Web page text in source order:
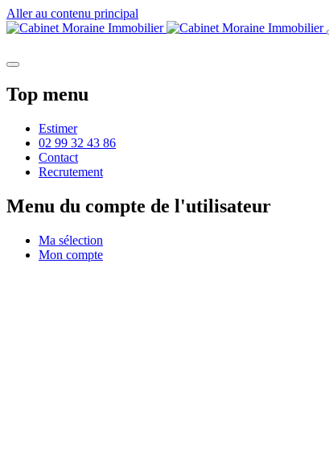
Aller au contenu principal
Top menu
Estimer
02 99 32 43 86
Contact
Recrutement
Menu du compte de l'utilisateur
Ma sélection
Mon compte